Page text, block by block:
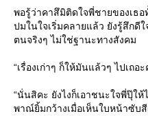
พอรู้ว่าคาสึมิติดใจพี่ชายของเธ
ปมในใจเริ่มคลายแล้ว ยังรู้สึกดี
ตนจริงๆ ไม่ใช่ฐานะทางสังคม
“เรื่องเก่าๆ ก็ให้มันแล้วๆ ไปเถอะ
“นั่นสิคะ ยังไงก็เอาชนะใจพี่ปุ๊ใ
พาณ์ยิ้มกว้างเมื่อเห็นใบหน้าซับ